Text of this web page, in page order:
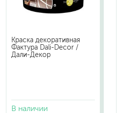
Краска декоративная
Фактура Dali-Decor /
Дали-Декор
В наличии